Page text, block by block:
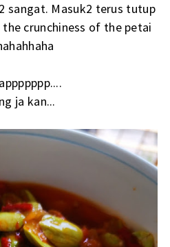
sangat. Masuk2 terus tutup
the crunchiness of the petai
ja kan...